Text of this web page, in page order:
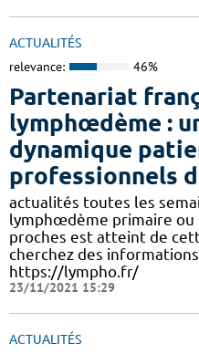
ACTUALITÉS
relevance: 46%
Partenariat
lymphœdème :
dynamique
professionnels
actualités toutes les
lymphœdème primaire ou
proches est atteint de
cherchez des informations
https://lympho.fr/
23/11/2021 15:29
ACTUALITÉS